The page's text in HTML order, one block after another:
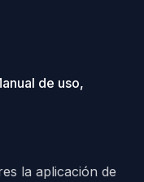
de uso,
la aplicación de